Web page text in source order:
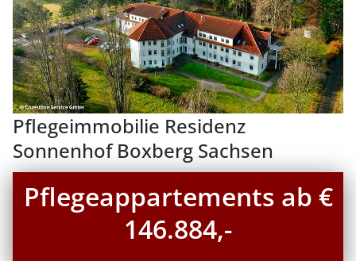
Pflegeimmobilie Residenz
Sonnenhof Boxberg Sachsen
Pflegeappartements ab €
146.884,-